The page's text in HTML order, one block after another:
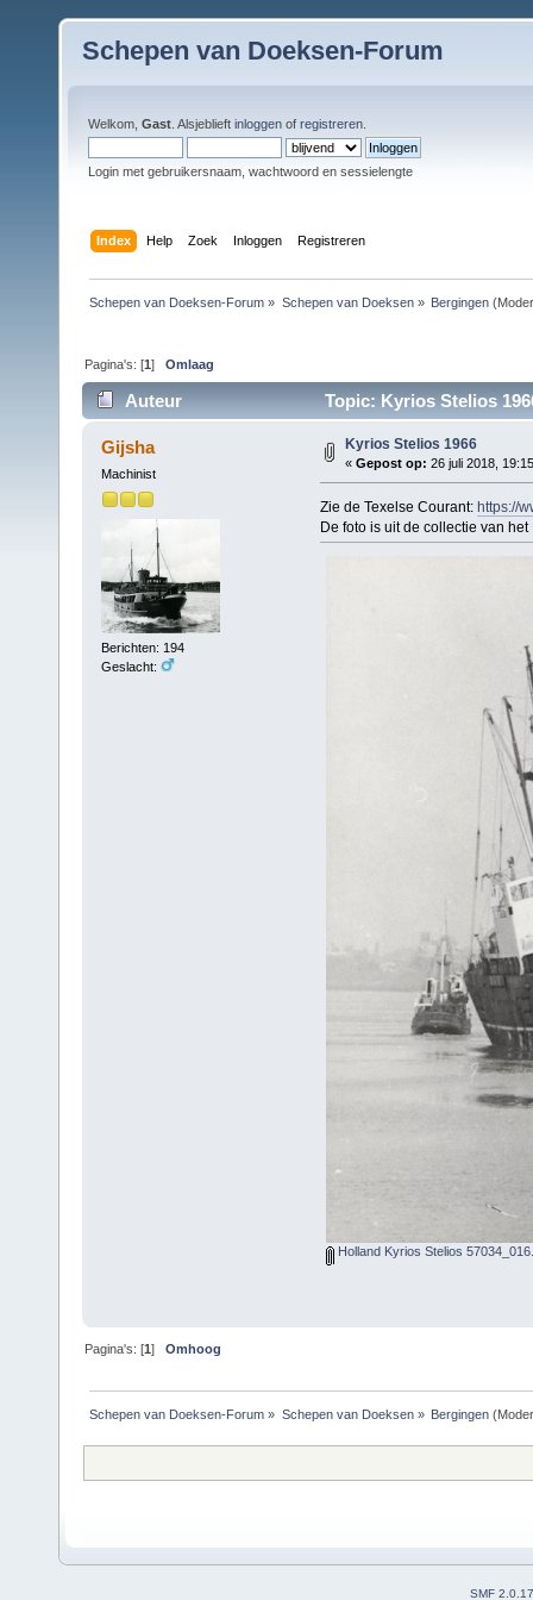
Schepen van Doeksen-Forum
Welkom, Gast . Alsjeblieft inloggen of registreren
Login met gebruikersnaam, wachtwoord en sessielengte
Index Help Zoek Inloggen Registreren
Schepen van Doeksen-Forum » Schepen van Doeksen» Bergingen
Pagina's: [1]Omlaag
Auteur Topic: Kyrios Stelios
Gijsha
Machinist
Berichten: 194
Geslacht:
Kyrios Stelios 1966
« Gepost op: 26 juli 2018,
Zie de Texelse Courant: https://
De foto is uit de collectie van
Holland Kyrios Stelios
Pagina's: [1]Omhoog
Schepen van Doeksen-Forum » Schepen van Doeksen» Bergingen
SMF 2.0.17